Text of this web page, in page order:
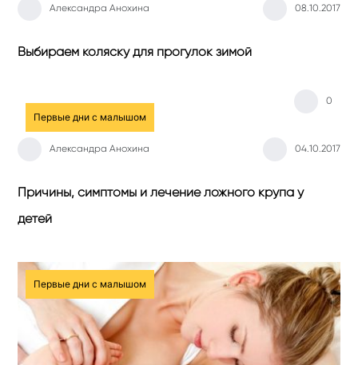
Александра Анохина 08.10.2017
Выбираем коляску для прогулок зимой
Первые дни с малышом
Александра Анохина 04.10.2017
0
Причины, симптомы и лечение ложного крупа у
детей
Первые дни с малышом